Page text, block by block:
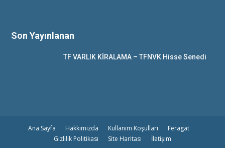
Son Yayınlanan
TF VARLIK KİRALAMA – TFNVK Hisse Senedi
Ana Sayfa Hakkımızda Kullanım Koşulları
Feragat
Gizlilik Politikası
Site Haritası
İletişim